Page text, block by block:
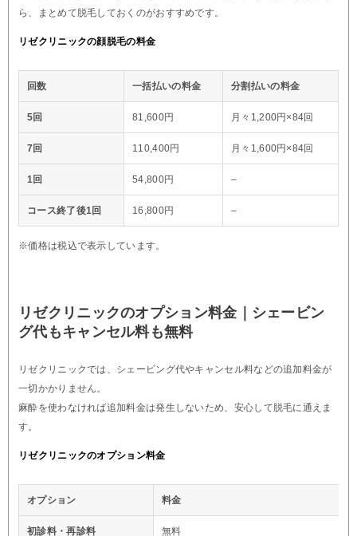
ら、まとめて脱毛しておくのがおすすめです。
リゼクリニックの顔脱毛の料金
回数 一括払いの料金 分割払いの料金
5回 81,600円 月々1,200円×84回
7回 110,400円 月々1,600円×84回
1回 54,800円 –
コース終了後1回 16,800円 –
※価格は税込で表示しています。
リゼクリニックのオプション料金｜シェービン
グ代もキャンセル料も無料
リゼクリニックでは、シェービング代やキャンセル料などの追加料金が
一切かかりません。
麻酔を使わなければ追加料金は発生しないため、安心して脱毛に通えま
す。
リゼクリニックのオプション料金
オプション 料金
初診料・再診料 無料